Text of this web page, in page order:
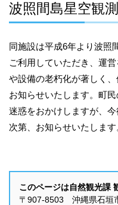
波照間島星空観
同施設は平成6年より波照
ご利用していただき、運
や設備の老朽化が著しく
お知らせいたします。町
迷惑をおかけしますが、
次第、お知らせいたします
このページは自然観光課
〒907-8503 沖縄県石垣